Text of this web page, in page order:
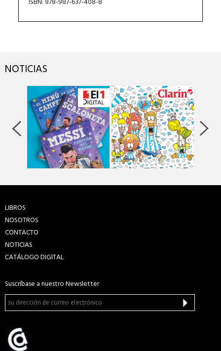
NOTICIAS
LIBROS
NOSOTROS
CONTACTO
NOTICIAS
CATÁLOGO DIGITAL
Suscríbase a nuestro Newsletter